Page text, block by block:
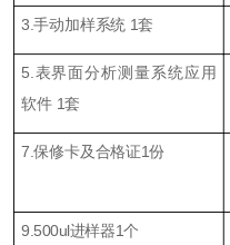
3.手动加样系统 1套
5.表界面分析测量系统应用
软件 1套
7.保修卡及合格证1份
9.500ul进样器1个